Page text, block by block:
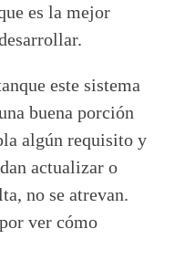
es la mejor
este sistema
buena porción
algún requisito y
actualizar o
no se atrevan.
ver cómo